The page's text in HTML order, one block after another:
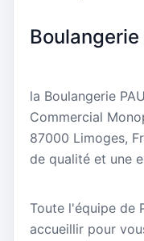
Boulangerie
la Boulangerie
Commercial
87000 Limoges,
de qualité et une
Toute l'équipe de
accueillir pour